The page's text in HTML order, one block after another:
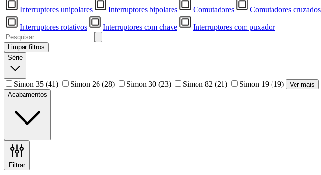
Interruptores unipolares Interruptores bipolares Comutadores Comutadores cruzados
Interruptores rotativos Interruptores com chave Interruptores com puxador
Limpar filtros
Série
Simon 35 (41) Simon 26 (28) Simon 30 (23) Simon 82 (21) Simon 19 (19)
Ver mais
Acabamentos
Filtrar